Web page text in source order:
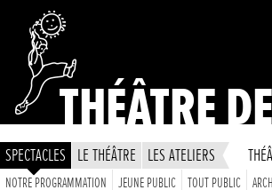
THÉÂTRE
SPECTACLES
NOTRE PROGRAMMATION JEUNE PUBLIC TOUT PUBLIC
LE THÉÂTRE LES ATELIERS